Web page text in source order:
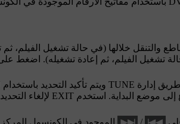
والتنقل خلالها (في حالة تشغيل الفيلم،
تشغيل الفيلم، ثم إعادة تشغيله). اضغط
إدارة TUNE ويتم تأكيد التحديد باستخدام
إلى موضع البداية. استخدم EXIT لإلغاء
/ الموجود في الكونسول